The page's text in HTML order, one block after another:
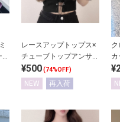
レースアップトップス×
チューブトップアンサン
ブル
¥500(74%OFF)
NEW 再入荷
ク
カ
ー
サ